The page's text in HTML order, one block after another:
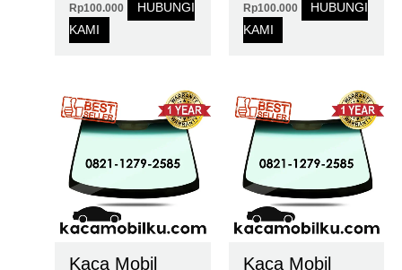
Rp100.000
HUBUNGI
KAMI
Rp100.000
HUBUNGI
KAMI
Kaca Mobil
Kaca Mobil